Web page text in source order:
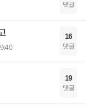
댓글
16
댓글
19
댓글